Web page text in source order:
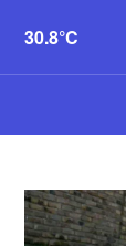
30.8°C